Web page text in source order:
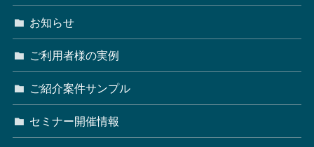
お知らせ
ご利用者様の実例
ご紹介案件サンプル
セミナー開催情報